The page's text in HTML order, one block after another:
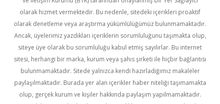
olarak hizmet vermektedir. Bu nedenle, sitedeki içerikleri proaktif
olarak denetleme veya araştırma yükümlülüğümüz bulunmamaktadır.
Ancak, üyelerimiz yazdıkları içeriklerin sorumluluğunu taşımakta olup,
siteye üye olarak bu sorumluluğu kabul etmiş sayılırlar. Bu internet
sitesi, herhangi bir marka, kurum veya şahıs şirketi ile hiçbir bağlantısı
bulunmamaktadır. Sitede yalnızca kendi hazırladığımız makaleler
paylaşılmaktadır. Burada yer alan içerikler haber niteliği taşımamakta
olup, gerçek kurum ve kişiler hakkında paylaşım yapılmamaktadır.